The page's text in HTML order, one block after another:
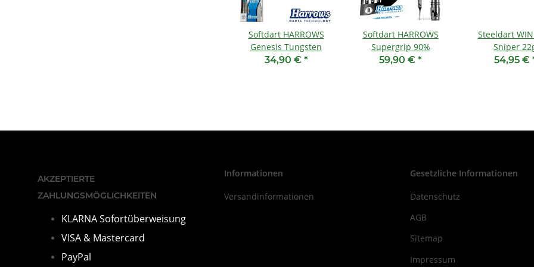
Softdart HARROWS
Genesis Tungsten
34,90 € *
Softdart HARROWS
Supergrip 90%
59,90 € *
Steeldart
Sniper
54,95 €
AKZEPTIERTE
ZAHLUNGSMÖGLICHKEITEN
KLARNA Sofortüberweisung
VISA & Mastercard
PayPal
Informationen
Versandinformationen
Gesetzliche Informationen
Datenschutz
AGB
Sitemap
Impressum